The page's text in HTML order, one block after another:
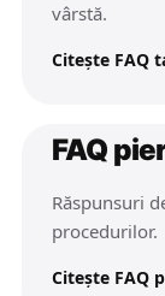
vârstă.
Citește FAQ
FAQ
Răspunsuri
procedurilor.
Citește FAQ